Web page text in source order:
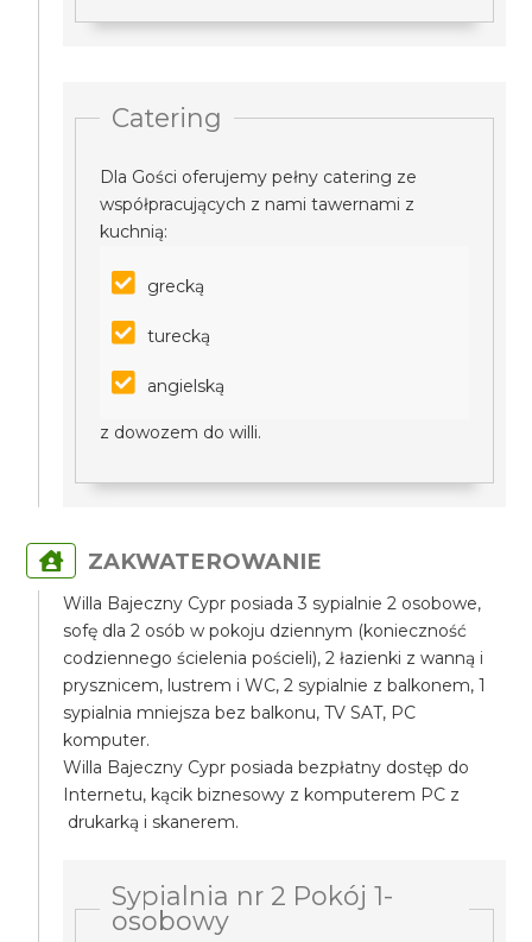
Catering
Dla Gości oferujemy pełny catering ze
współpracujących z nami tawernami z
kuchnią:
grecką
turecką
angielską
z dowozem do willi.
ZAKWATEROWANIE
Willa Bajeczny Cypr posiada 3 sypialnie 2 osobowe,
sofę dla 2 osób w pokoju dziennym (konieczność
codziennego ścielenia pościeli), 2 łazienki z wanną i
prysznicem, lustrem i WC, 2 sypialnie z balkonem, 1
sypialnia mniejsza bez balkonu, TV SAT, PC
komputer.
Willa Bajeczny Cypr posiada bezpłatny dostęp do
Internetu, kącik biznesowy z komputerem PC z
drukarką i skanerem.
Sypialnia nr 2 Pokój 1-
osobowy